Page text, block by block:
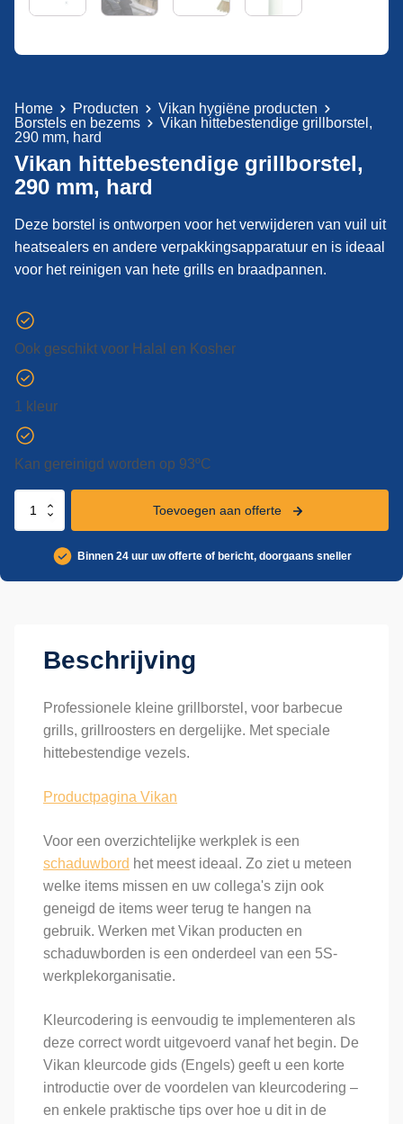
Home Producten
Vikan hygiëne producten
Borstels en bezems
Vikan hittebestendige grillborstel,
290 mm, hard
Vikan hittebestendige grillborstel,
290 mm, hard
Deze borstel is ontworpen voor het verwijderen van vuil uit
heatsealers en andere verpakkingsapparatuur en is ideaal
voor het reinigen van hete grills en braadpannen.
Ook geschikt voor Halal en Kosher
1 kleur
Kan gereinigd worden op 93ºC
Vikan
Toevoegen aan offerte
Binnen 24 uur uw offerte of bericht, doorgaans sneller
Beschrijving
Professionele kleine grillborstel, voor barbecue
grills, grillroosters en dergelijke. Met speciale
hittebestendige vezels.
Productpagina Vikan
Voor een overzichtelijke werkplek is een
schaduwbord het meest ideaal. Zo ziet u meteen
welke items missen en uw collega's zijn ook
geneigd de items weer terug te hangen na
gebruik. Werken met Vikan producten en
schaduwborden is een onderdeel van een 5S-
werkplekorganisatie.
Kleurcodering is eenvoudig te implementeren als
deze correct wordt uitgevoerd vanaf het begin. De
Vikan kleurcode gids (Engels) geeft u een korte
introductie over de voordelen van kleurcodering –
en enkele praktische tips over hoe u dit in de